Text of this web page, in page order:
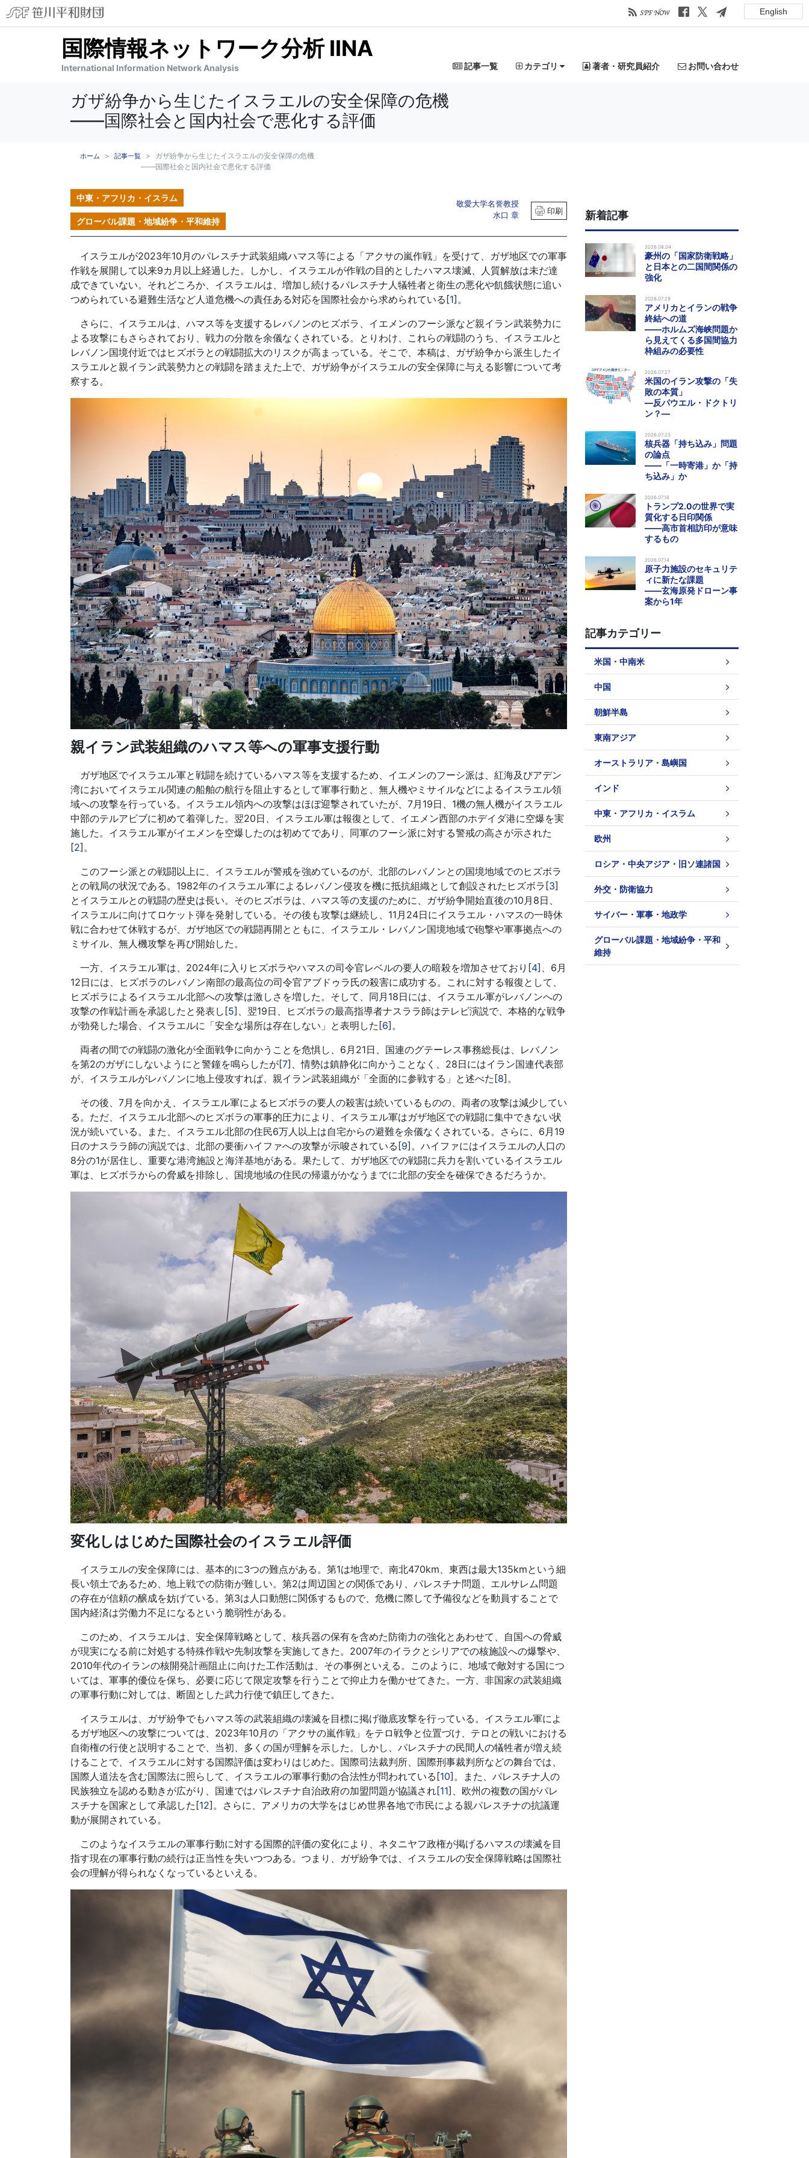
English
国際情報ネットワーク分析 IINA
International Information Network Analysis 記事一覧 カテゴリ 著者・研究員紹介 お問い合わせ
ガザ紛争から生じたイスラエルの安全保障の危機
――国際社会と国内社会で悪化する評価
ホーム 記事一覧
ガザ紛争から生じたイスラエルの安全保障の危機
――国際社会と国内社会で悪化する評価
中東・アフリカ・イスラム
グローバル課題・地域紛争・平和維持
敬愛大学名誉教授
水口 章
印刷
イスラエルが2023年10月のパレスチナ武装組織ハマス等による「アクサの嵐作戦」を受けて、ガザ地区での軍事
作戦を展開して以来9カ月以上経過した。しかし、イスラエルが作戦の目的としたハマス壊滅、人質解放は未だ達
成できていない。それどころか、イスラエルは、増加し続けるパレスチナ人犠牲者と衛生の悪化や飢餓状態に追い
つめられている避難生活など人道危機への責任ある対応を国際社会から求められている[1]。
さらに、イスラエルは、ハマス等を支援するレバノンのヒズボラ、イエメンのフーシ派など親イラン武装勢力に
よる攻撃にもさらされており、戦力の分散を余儀なくされている。とりわけ、これらの戦闘のうち、イスラエルと
レバノン国境付近ではヒズボラとの戦闘拡大のリスクが高まっている。そこで、本稿は、ガザ紛争から派生したイ
スラエルと親イラン武装勢力との戦闘を踏まえた上で、ガザ紛争がイスラエルの安全保障に与える影響について考
察する。
親イラン武装組織のハマス等への軍事支援行動
ガザ地区でイスラエル軍と戦闘を続けているハマス等を支援するため、イエメンのフーシ派は、紅海及びアデン
湾においてイスラエル関連の船舶の航行を阻止するとして軍事行動と、無人機やミサイルなどによるイスラエル領
域への攻撃を行っている。イスラエル領内への攻撃はほぼ迎撃されていたが、7月19日、1機の無人機がイスラエル
中部のテルアビブに初めて着弾した。翌20日、イスラエル軍は報復として、イエメン西部のホデイダ港に空爆を実
施した。イスラエル軍がイエメンを空爆したのは初めてであり、同軍のフーシ派に対する警戒の高さが示された
[2]。
このフーシ派との戦闘以上に、イスラエルが警戒を強めているのが、北部のレバノンとの国境地域でのヒズボラ
との戦局の状況である。1982年のイスラエル軍によるレバノン侵攻を機に抵抗組織として創設されたヒズボラ[3]
とイスラエルとの戦闘の歴史は長い。そのヒズボラは、ハマス等の支援のために、ガザ紛争開始直後の10月8日、
イスラエルに向けてロケット弾を発射している。その後も攻撃は継続し、11月24日にイスラエル・ハマスの一時休
戦に合わせて休戦するが、ガザ地区での戦闘再開とともに、イスラエル・レバノン国境地域で砲撃や軍事拠点への
ミサイル、無人機攻撃を再び開始した。
一方、イスラエル軍は、2024年に入りヒズボラやハマスの司令官レベルの要人の暗殺を増加させており[4]、6月
12日には、ヒズボラのレバノン南部の最高位の司令官アブドゥラ氏の殺害に成功する。これに対する報復として、
ヒズボラによるイスラエル北部への攻撃は激しさを増した。そして、同月18日には、イスラエル軍がレバノンへの
攻撃の作戦計画を承認したと発表し[5]、翌19日、ヒズボラの最高指導者ナスララ師はテレビ演説で、本格的な戦争
が勃発した場合、イスラエルに「安全な場所は存在しない」と表明した[6]。
両者の間での戦闘の激化が全面戦争に向かうことを危惧し、6月21日、国連のグテーレス事務総長は、レバノン
を第2のガザにしないようにと警鐘を鳴らしたが[7]、情勢は鎮静化に向かうことなく、28日にはイラン国連代表部
が、イスラエルがレバノンに地上侵攻すれば、親イラン武装組織が「全面的に参戦する」と述べた[8]。
その後、7月を向かえ、イスラエル軍によるヒズボラの要人の殺害は続いているものの、両者の攻撃は減少してい
る。ただ、イスラエル北部へのヒズボラの軍事的圧力により、イスラエル軍はガザ地区での戦闘に集中できない状
況が続いている。また、イスラエル北部の住民6万人以上は自宅からの避難を余儀なくされている。さらに、6月19
日のナスララ師の演説では、北部の要衝ハイファへの攻撃が示唆されている[9]。ハイファにはイスラエルの人口の
8分の1が居住し、重要な港湾施設と海洋基地がある。果たして、ガザ地区での戦闘に兵力を割いているイスラエル
軍は、ヒズボラからの脅威を排除し、国境地域の住民の帰還がかなうまでに北部の安全を確保できるだろうか。
変化しはじめた国際社会のイスラエル評価
イスラエルの安全保障には、基本的に3つの難点がある。第1は地理で、南北470km、東西は最大135kmという細
長い領土であるため、地上戦での防衛が難しい。第2は周辺国との関係であり、パレスチナ問題、エルサレム問題
の存在が信頼の醸成を妨げている。第3は人口動態に関係するもので、危機に際して予備役などを動員することで
国内経済は労働力不足になるという脆弱性がある。
このため、イスラエルは、安全保障戦略として、核兵器の保有を含めた防衛力の強化とあわせて、自国への脅威
が現実になる前に対処する特殊作戦や先制攻撃を実施してきた。2007年のイラクとシリアでの核施設への爆撃や、
2010年代のイランの核開発計画阻止に向けた工作活動は、その事例といえる。このように、地域で敵対する国につ
いては、軍事的優位を保ち、必要に応じて限定攻撃を行うことで抑止力を働かせてきた。一方、非国家の武装組織
の軍事行動に対しては、断固とした武力行使で鎮圧してきた。
イスラエルは、ガザ紛争でもハマス等の武装組織の壊滅を目標に掲げ徹底攻撃を行っている。イスラエル軍によ
るガザ地区への攻撃については、2023年10月の「アクサの嵐作戦」をテロ戦争と位置づけ、テロとの戦いにおける
自衛権の行使と説明することで、当初、多くの国が理解を示した。しかし、パレスチナの民間人の犠牲者が増え続
けることで、イスラエルに対する国際評価は変わりはじめた。国際司法裁判所、国際刑事裁判所などの舞台では、
国際人道法を含む国際法に照らして、イスラエルの軍事行動の合法性が問われている[10]。また、パレスチナ人の
民族独立を認める動きが広がり、国連ではパレスチナ自治政府の加盟問題が協議され[11]、欧州の複数の国がパレ
スチナを国家として承認した[12]。さらに、アメリカの大学をはじめ世界各地で市民による親パレスチナの抗議運
動が展開されている。
このようなイスラエルの軍事行動に対する国際的評価の変化により、ネタニヤフ政権が掲げるハマスの壊滅を目
指す現在の軍事行動の続行は正当性を失いつつある。つまり、ガザ紛争では、イスラエルの安全保障戦略は国際社
会の理解が得られなくなっているといえる。
新着記事
2026.08.04
豪州の「国家防衛戦略」
と日本との二国間関係の
強化
2026.07.29
アメリカとイランの戦争
終結への道
――ホルムズ海峡問題か
ら見えてくる多国間協力
枠組みの必要性
2026.07.27
米国のイラン攻撃の「失
敗の本質」
―反パウエル・ドクトリ
ン？―
2026.07.23
核兵器「持ち込み」問題
の論点
――「一時寄港」か「持
ち込み」か
2026.07.16
トランプ2.0の世界で実
質化する日印関係
――高市首相訪印が意味
するもの
2026.07.14
原子力施設のセキュリテ
ィに新たな課題
――玄海原発ドローン事
案から1年
記事カテゴリー
米国・中南米
中国
朝鮮半島
東南アジア
オーストラリア・島嶼国
インド
中東・アフリカ・イスラム
欧州
ロシア・中央アジア・旧ソ連諸国
外交・防衛協力
サイバー・軍事・地政学
グローバル課題・地域紛争・平和
維持